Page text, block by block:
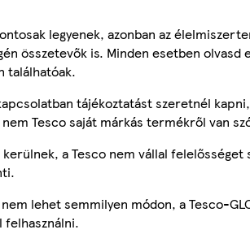
legyenek, azonban az
összetevők is. Minden esetben
találhatóak.
tájékoztatást szeretnél
Tesco saját márkás termékről van
a Tesco nem vállal felelősséget
lehet semmilyen módon, a Tesco-
felhasználni.